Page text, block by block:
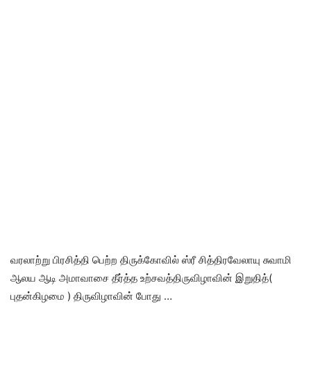
வரலாற்று பிரசித்தி பெற்ற திருக்கோவில் ஸ்ரீ சித்திரவேலாயு சுவாமி
ஆலய ஆடி அமாவாசை தீர்த்த உற்சவத்திருவிழாவின் இறுதித்(
புதன்கிழமை ) திருவிழாவின் போது …